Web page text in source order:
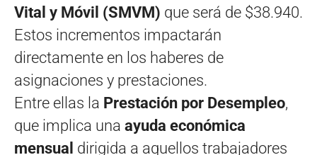
Vital y Móvil (SMVM) que será de $38.940.
Estos incrementos impactarán
directamente en los haberes de
asignaciones y prestaciones.
Entre ellas la Prestación por Desempleo,
que implica una ayuda económica
mensual dirigida a aquellos trabajadores